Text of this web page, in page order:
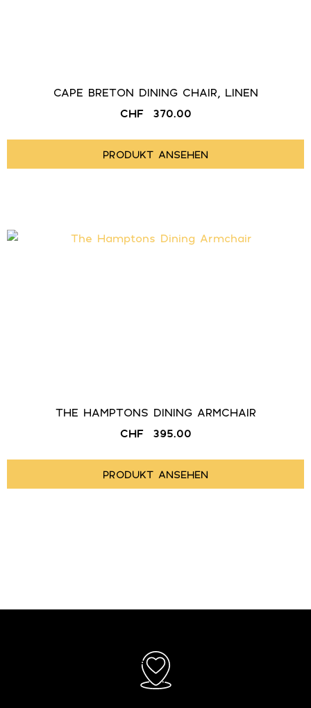
CAPE BRETON DINING CHAIR, LINEN
CHF
370.00
PRODUKT ANSEHEN
THE HAMPTONS DINING ARMCHAIR
CHF
395.00
PRODUKT ANSEHEN